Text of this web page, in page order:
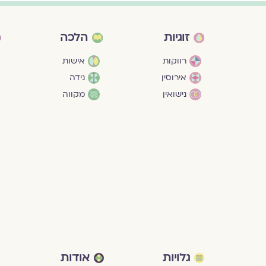
זוגיות
רווקות
אירוסין
נישואין
הלכה
אישות
נידה
מקווה
גלויות אודות